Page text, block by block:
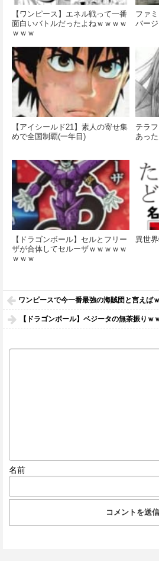
【ワンピース】エネル戦って一番
面白いバトルだったよねｗｗｗｗ
ｗｗｗ
ファ
バー
【アイシールド21】素人の寄せ集
めで全国制覇(一年目)
テラ
あっ
【ドラゴンボール】セルとフリー
ザが合体してセルーザｗｗｗｗｗ
ｗｗｗ
異世
ワンピースで今一番最強の海賊団と言えば
【ドラゴンボール】ベジータの無茶振りｗ
名前